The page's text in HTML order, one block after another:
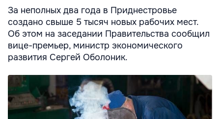
За неполных два года в Приднестровье
создано свыше 5 тысяч новых рабочих мест.
Об этом на заседании Правительства сообщил
вице-премьер, министр экономического
развития Сергей Оболоник.